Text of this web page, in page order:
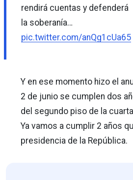
rendirá cuentas y defenderá
la soberanía…
pic.twitter.com/anQg1cUa65
Y en ese momento hizo el
2 de junio se cumplen dos
del segundo piso de la
Ya vamos a cumplir 2 años
presidencia de la República.